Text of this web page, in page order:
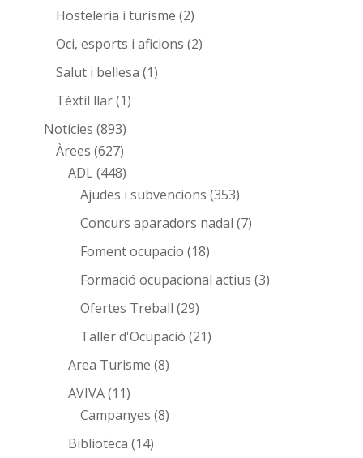
Hosteleria i turisme (2)
Oci, esports i aficions (2)
Salut i bellesa (1)
Tèxtil llar(1)
Notícies (893)
Àrees (627)
ADL(448)
Ajudes i subvencions (353)
Concurs aparadors nadal (7)
Foment ocupacio (18)
Formació ocupacional actius (3)
Ofertes Treball (29)
Taller d'Ocupació (21)
Area Turisme (8)
AVIVA(11)
Campanyes (8)
Biblioteca (14)